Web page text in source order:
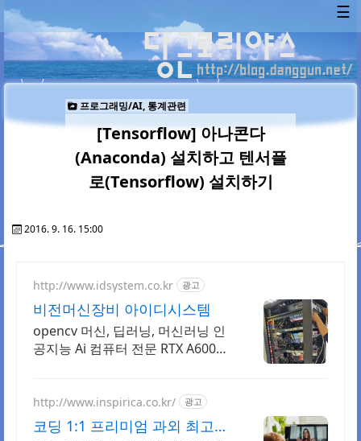
☰
프로그래밍/AI, 통계관련
[Tensorflow] 아나콘다
(Anaconda) 설치하고 텐서플
로(Tensorflow) 설치하기
2016. 9. 16. 15:00
http://www.idsystem.co.kr 광고
비전머신장비 아이디시스템
opencv 머신, 딥러닝, 머신러닝 인
공지능 Ai 컴퓨터 전문 RTX A6000
http://www.inspirica.co.kr/ 광고
코딩 1:1 프리미엄 과외 최고의